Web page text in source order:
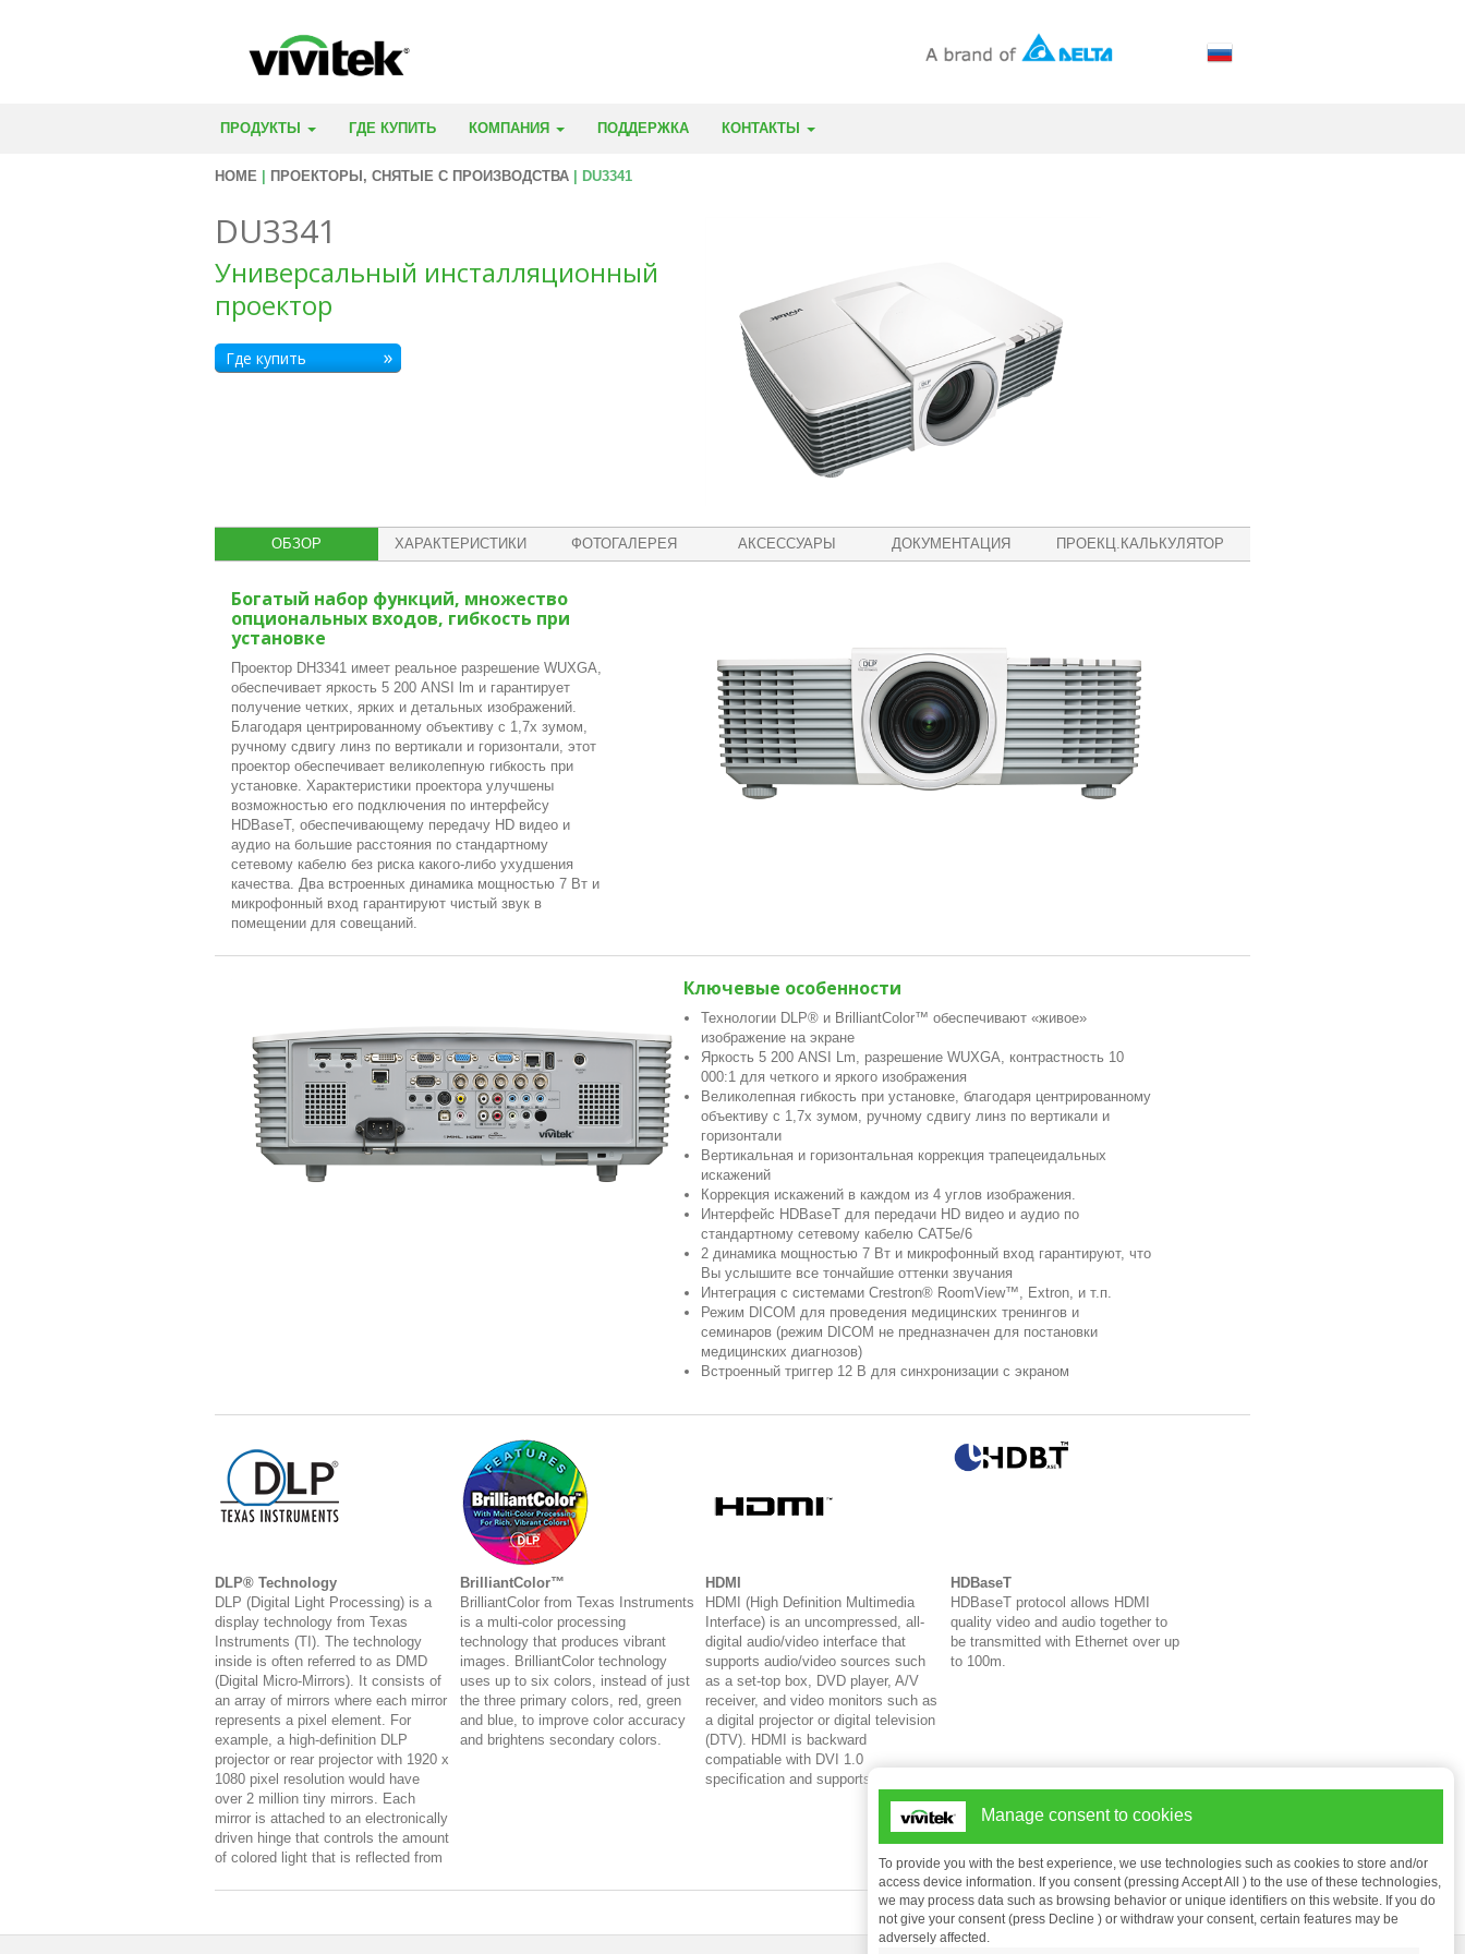
ПРОДУКТЫ ГДЕ КУПИТЬ КОМПАНИЯ ПОДДЕРЖКА КОНТАКТЫ
HOME ПРОЕКТОРЫ, СНЯТЫЕ С ПРОИЗВОДСТВА | DU3341
DU3341
Универсальный инсталляционный
проектор
Где купить
ОБЗОР ХАРАКТЕРИСТИКИ ФОТОГАЛЕРЕЯ АКСЕССУАРЫ ДОКУМЕНТАЦИЯ ПРОЕКЦ.КАЛЬКУЛЯТОР
Богатый набор функций, множество
опциональных входов, гибкость при
установке
Проектор DH3341 имеет реальное разрешение WUXGA,
обеспечивает яркость 5 200 ANSI lm и гарантирует
получение четких, ярких и детальных изображений.
Благодаря центрированному объективу с 1,7x зумом,
ручному сдвигу линз по вертикали и горизонтали, этот
проектор обеспечивает великолепную гибкость при
установке. Характеристики проектора улучшены
возможностью его подключения по интерфейсу
HDBaseT, обеспечивающему передачу HD видео и
аудио на большие расстояния по стандартному
сетевому кабелю без риска какого-либо ухудшения
качества. Два встроенных динамика мощностью 7 Вт и
микрофонный вход гарантируют чистый звук в
помещении для совещаний.
Ключевые особенности
Технологии DLP® и BrilliantColor™ обеспечивают «живое»
изображение на экране
Яркость 5 200 ANSI Lm, разрешение WUXGA, контрастность 10
000:1 для четкого и яркого изображения
Великолепная гибкость при установке, благодаря центрированному
объективу с 1,7x зумом, ручному сдвигу линз по вертикали и
горизонтали
Вертикальная и горизонтальная коррекция трапецеидальных
искажений
Коррекция искажений в каждом из 4 углов изображения.
Интерфейс HDBaseT для передачи HD видео и аудио по
стандартному сетевому кабелю CAT5e/6
2 динамика мощностью 7 Вт и микрофонный вход гарантируют, что
Вы услышите все тончайшие оттенки звучания
Интеграция с системами Crestron® RoomView™, Extron, и т.п.
Режим DICOM для проведения медицинских тренингов и
семинаров (режим DICOM не предназначен для постановки
медицинских диагнозов)
Встроенный триггер 12 В для синхронизации с экраном
DLP® Technology
DLP (Digital Light Processing) is a
display technology from Texas
Instruments (TI). The technology
inside is often referred to as DMD
(Digital Micro-Mirrors). It consists of
an array of mirrors where each mirror
represents a pixel element. For
example, a high-definition DLP
projector or rear projector with 1920 x
1080 pixel resolution would have
over 2 million tiny mirrors. Each
mirror is attached to an electronically
driven hinge that controls the amount
of colored light that is reflected from
BrilliantColor™
BrilliantColor from Texas Instruments
is a multi-color processing
technology that produces vibrant
images. BrilliantColor technology
uses up to six colors, instead of just
the three primary colors, red, green
and blue, to improve color accuracy
and brightens secondary colors.
HDMI
HDMI (High Definition Multimedia
Interface) is an uncompressed, all-
digital audio/video interface that
supports audio/video sources such
as a set-top box, DVD player, A/V
receiver, and video monitors such as
a digital projector or digital television
(DTV). HDMI is backward
compatiable with DVI 1.0
specification and supports HDCP.
HDBaseT
HDBaseT protocol allows HDMI
quality video and audio together to
be transmitted with Ethernet over up
to 100m.
Manage consent to cookies
To provide you with the best experience, we use technologies such as cookies to store and/or
access device information. If you consent (pressing Accept All ) to the use of these technologies,
we may process data such as browsing behavior or unique identifiers on this website. If you do
not give your consent (press Decline ) or withdraw your consent, certain features may be
adversely affected.